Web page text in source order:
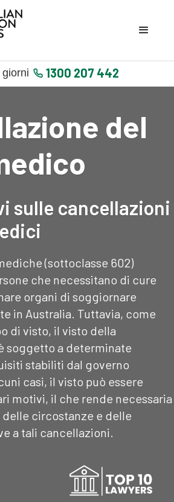
1300 207 442
del
sulle cancellazioni
(sottoclasse 602)
che necessitano di cure
organi di soggiornare
in Australia. Tuttavia, come
di visto, il visto della
soggetto a determinate
stabiliti dal governo
casi, il visto può essere
motivi, il che rende necessaria
circostanze e delle
a tali cancellazioni.